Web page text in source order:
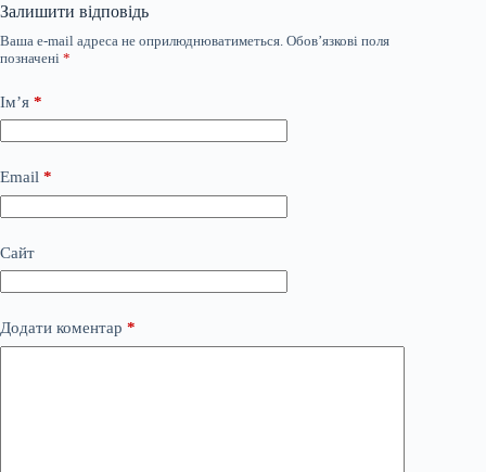
Залишити відповідь
Ваша e-mail адреса не оприлюднюватиметься. Обов’язкові поля
позначені *
Ім’я *
Email *
Сайт
Додати коментар *